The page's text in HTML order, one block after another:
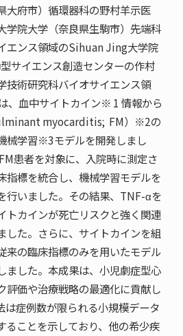
ンゼミナール
大府市）循環器科の野村羊示医
学院大学（奈良県生駒市）先端科
エンス領域のSihuan Jing大学院
サイエンス創造センターの作村
技術研究科バイオサイエンス領
、血中サイトカイン※ 1 情報から
myocarditis; FM）※2の
械学習※3モデルを開発しまし
患者を対象に、入院時に測定さ
指標を統合し、機械学習モデルを
行いました。その結果、TNF-αを
トカインが死亡リスクと強く関連
した。さらに、サイトカインを組
来の臨床指標のみを用いたモデル
ました。本成果は、小児劇症型心
評価や治療戦略の最適化に貢献し
は症例数が限られる小規模データ
ることを示しており、他の希少疾